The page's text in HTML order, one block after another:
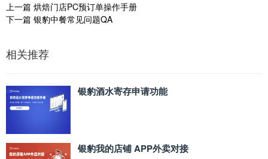
上一篇 烘焙门店PC预订单操作手册
下一篇 银豹中餐常见问题QA
相关推荐
银豹酒水寄存申请功能
银豹我的店铺 APP外卖对接